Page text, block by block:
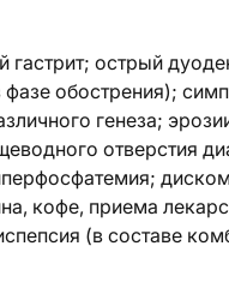
гастрит; острый
обострения);
генеза;
отверстия
кофе, приема
(в составе